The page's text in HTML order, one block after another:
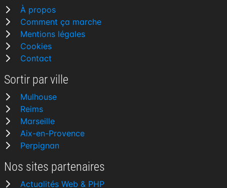
À propos
Comment ça marche
Mentions légales
Cookies
Contact
Sortir par ville
Mulhouse
Reims
Marseille
Aix-en-Provence
Perpignan
Nos sites partenaires
Actualités Web & PHP